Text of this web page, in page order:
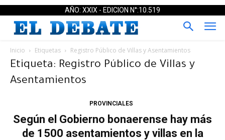
AÑO: XXIX - EDICION N°:10.519
Inicio Etiquetas Registro Público de Villas y Asentamientos
Etiqueta: Registro Público de Villas y
Asentamientos
PROVINCIALES
Según el Gobierno bonaerense hay más
de 1500 asentamientos y villas en la